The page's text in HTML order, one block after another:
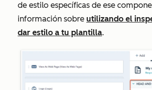
de estilo específicas de ese
información sobre utilizando el
dar estilo a tu plantilla.